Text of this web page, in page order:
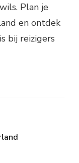
Plan je
en ontdek
bij reizigers